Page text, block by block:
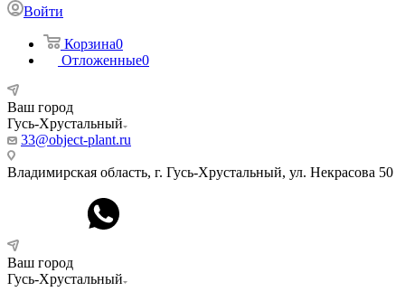
Войти
Корзина0
Отложенные0
Ваш город
Гусь-Хрустальный
33@object-plant.ru
Владимирская область, г. Гусь-Хрустальный, ул. Некрасова 50
Ваш город
Гусь-Хрустальный